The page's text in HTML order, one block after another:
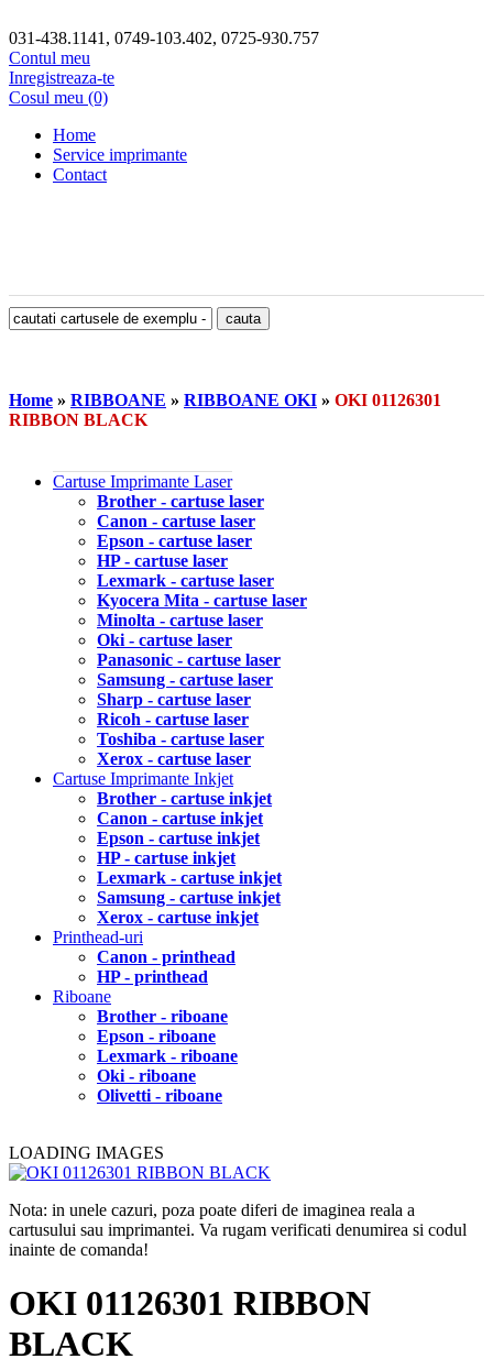
031-438.1141, 0749-103.402, 0725-930.757
Contul meu
Inregistreaza-te
Cosul meu (0)
Home
Service imprimante
Contact
Home » RIBBOANE » RIBBOANE OKI » OKI 01126301
RIBBON BLACK
Cartuse Imprimante Laser
Brother - cartuse laser
Canon - cartuse laser
Epson - cartuse laser
HP - cartuse laser
Lexmark - cartuse laser
Kyocera Mita - cartuse laser
Minolta - cartuse laser
Oki - cartuse laser
Panasonic - cartuse laser
Samsung - cartuse laser
Sharp - cartuse laser
Ricoh - cartuse laser
Toshiba - cartuse laser
Xerox - cartuse laser
Cartuse Imprimante Inkjet
Brother - cartuse inkjet
Canon - cartuse inkjet
Epson - cartuse inkjet
HP - cartuse inkjet
Lexmark - cartuse inkjet
Samsung - cartuse inkjet
Xerox - cartuse inkjet
Printhead-uri
Canon - printhead
HP - printhead
Riboane
Brother - riboane
Epson - riboane
Lexmark - riboane
Oki - riboane
Olivetti - riboane
LOADING IMAGES
Nota: in unele cazuri, poza poate diferi de imaginea reala a
cartusului sau imprimantei. Va rugam verificati denumirea si codul
inainte de comanda!
OKI 01126301 RIBBON
BLACK